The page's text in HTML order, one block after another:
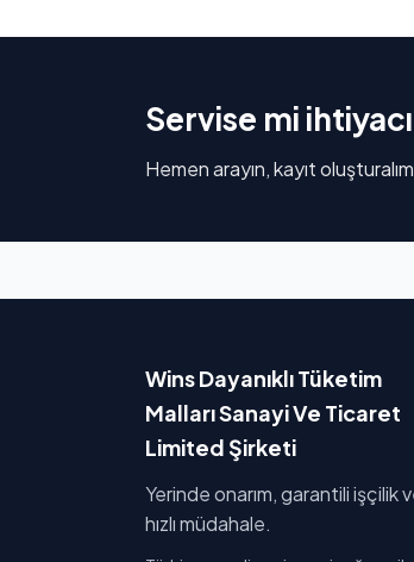
Servise mi
Hemen arayın, kayıt
Wins Dayanıklı Tüketim
Malları Sanayi Ve Ticaret
Limited Şirketi
Yerinde onarım, garantili işçilik
hızlı müdahale.